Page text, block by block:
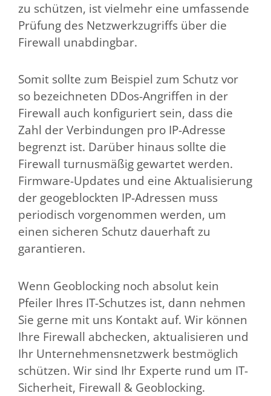
zu schützen, ist vielmehr eine umfassende
Prüfung des Netzwerkzugriffs über die
Firewall unabdingbar.
Somit sollte zum Beispiel zum Schutz vor
so bezeichneten DDos-Angriffen in der
Firewall auch konfiguriert sein, dass die
Zahl der Verbindungen pro IP-Adresse
begrenzt ist. Darüber hinaus sollte die
Firewall turnusmäßig gewartet werden.
Firmware-Updates und eine Aktualisierung
der geogeblockten IP-Adressen muss
periodisch vorgenommen werden, um
einen sicheren Schutz dauerhaft zu
garantieren.
Wenn Geoblocking noch absolut kein
Pfeiler Ihres IT-Schutzes ist, dann nehmen
Sie gerne mit uns Kontakt auf. Wir können
Ihre Firewall abchecken, aktualisieren und
Ihr Unternehmensnetzwerk bestmöglich
schützen. Wir sind Ihr Experte rund um IT-
Sicherheit, Firewall & Geoblocking.